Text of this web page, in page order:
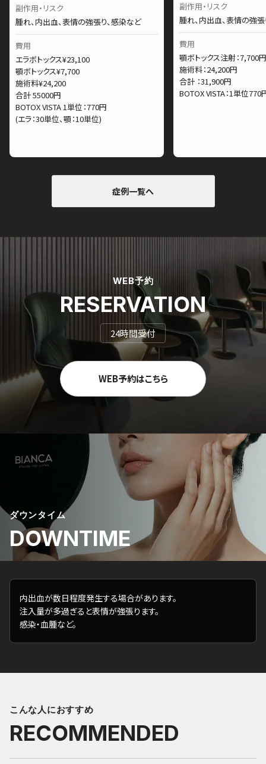
副作用・リスク
腫れ、内出血、表情の強張り、感染など
費用
エラボトックス¥23,100
顎ボトックス¥7,700
施術料¥24,200
合計 55000円
BOTOX VISTA 1単位：770円
(エラ：30単位、顎：10単位)
副作用・リスク
腫れ、内出血、表情の強張
費用
顎ボトックス注射：7,700円
施術料：24,200円
合計 ：31,900円
BOTOX VISTA：1単位770
症例一覧へ
WEB予約
RESERVATION
24時間受付
WEB予約はこちら
ダウンタイム
DOWNTIME
内出血が数日程度発生する場合があります。
注入量が多過ぎると表情が強張ります。
感染・血腫など。
こんな人におすすめ
RECOMMENDED